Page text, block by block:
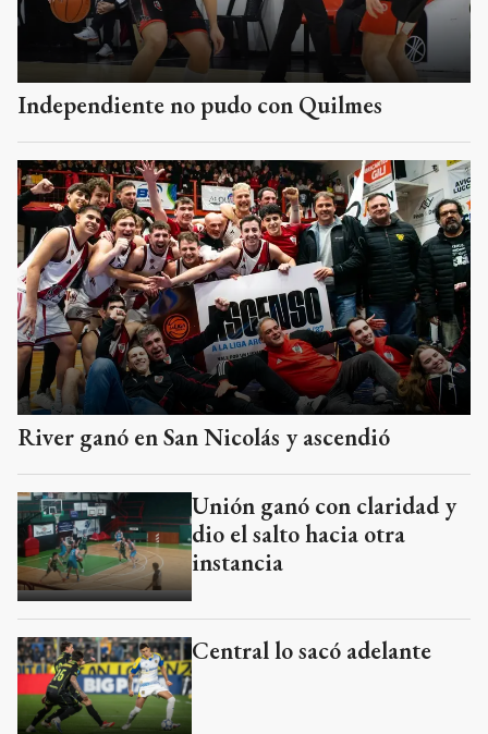
Independiente no pudo con Quilmes
River ganó en San Nicolás y ascendió
Unión ganó con claridad y
dio el salto hacia otra
instancia
Central lo sacó adelante